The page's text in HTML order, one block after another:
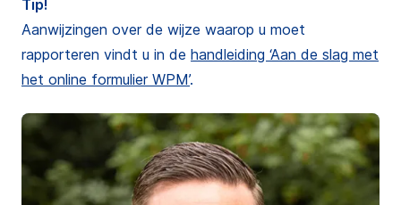
Tip!
Aanwijzingen over de wijze waarop u moet
rapporteren vindt u in de handleiding ‘Aan de slag met
het online formulier WPM’.